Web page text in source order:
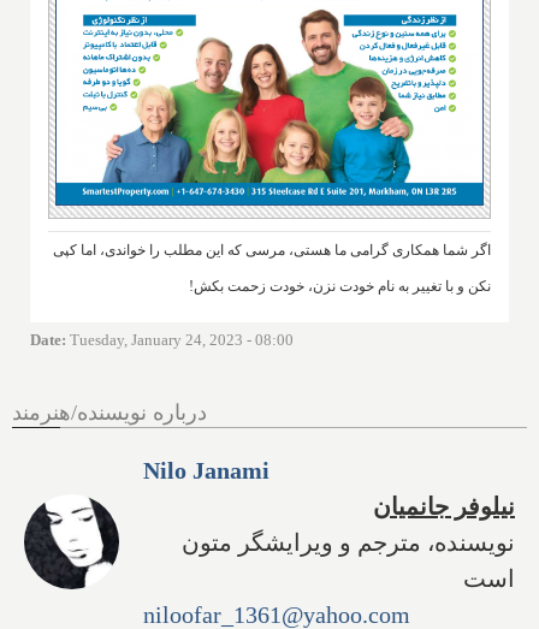
اگر شما همکاری گرامی ما هستی، مرسی که این مطلب را خواندی، اما کپی
نکن و با تغییر به نام خودت نزن، خودت زحمت بکش!
Date: Tuesday, January 24, 2023 - 08:00
درباره نویسنده/هنرمند
Nilo Janami
نیلوفر جانمیان
نویسنده، مترجم و ویرایشگر متون
است
niloofar_1361@yahoo.com